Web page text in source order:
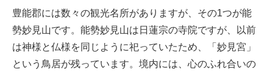
豊能郡には数々の観光名所がありますが、その1つが能
勢妙見山です。能勢妙見山は日蓮宗の寺院ですが、以前
は神様と仏様を同じように祀っていたため、「妙見宮」
という鳥居が残っています。境内には、心のふれ合いの